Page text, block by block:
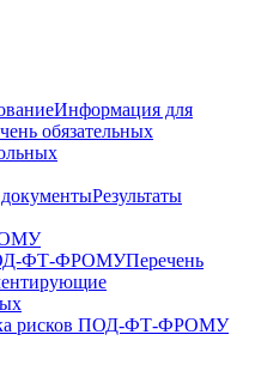
Информация для
обязательных
Результаты
ФТ-ФРОМУПеречень
рисков ПОД-ФТ-ФРОМУ